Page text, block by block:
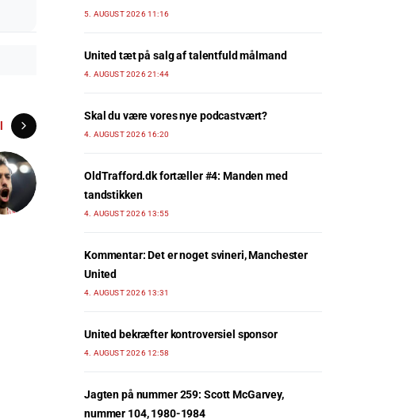
5. AUGUST 2026 11:16
United tæt på salg af talentfuld målmand
4. AUGUST 2026 21:44
Skal du være vores nye podcastvært?
4. AUGUST 2026 16:20
OldTrafford.dk fortæller #4: Manden med
tandstikken
4. AUGUST 2026 13:55
Kommentar: Det er noget svineri, Manchester
United
4. AUGUST 2026 13:31
United bekræfter kontroversiel sponsor
4. AUGUST 2026 12:58
Jagten på nummer 259: Scott McGarvey,
nummer 104, 1980-1984